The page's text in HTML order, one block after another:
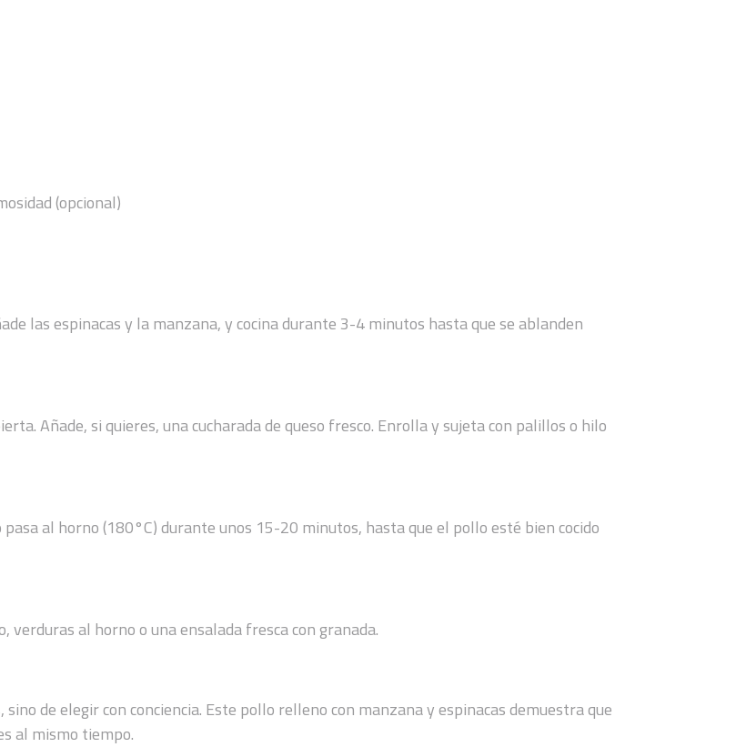
(opcional)
las espinacas y la manzana, y cocina durante 3-4 minutos hasta que se ablanden
Añade, si quieres, una cucharada de queso fresco. Enrolla y sujeta con palillos o hilo
al horno (180°C) durante unos 15-20 minutos, hasta que el pollo esté bien cocido
verduras al horno o una ensalada fresca con granada.
de elegir con conciencia. Este pollo relleno con manzana y espinacas demuestra que
al mismo tiempo.